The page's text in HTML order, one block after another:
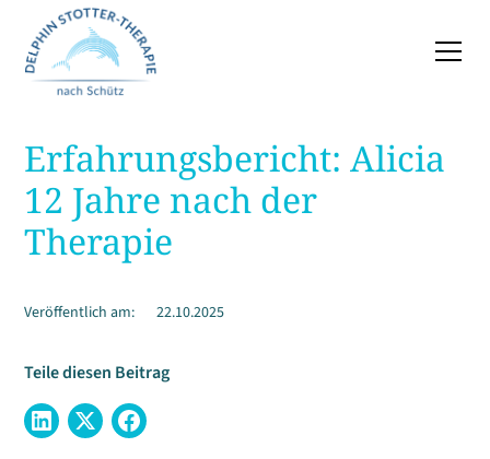
Erfahrungsbericht: Alicia
12 Jahre nach der
Therapie
Veröffentlich am: 22.10.2025
Teile diesen Beitrag